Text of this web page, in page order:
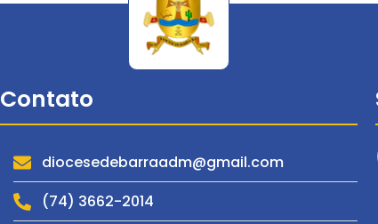
Contato
diocesedebarraadm@gmail.com
(74) 3662-2014